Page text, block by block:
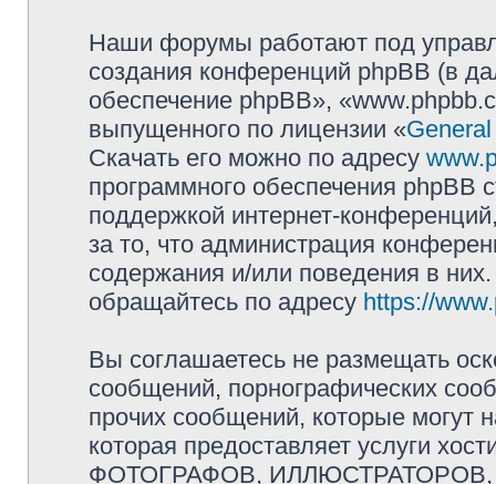
Наши форумы работают под
создания конференций phpBB (в
обеспечение phpBB»,
выпущенного по лицензии «
Скачать его можно по адресу
программного обеспечения phpBB
поддержкой интернет-
за то, что администрация
содержания и/или поведения в
обращайтесь по адресу https://
Вы соглашаетесь не размещать
сообщений, порнографических
прочих сообщений, которые могут
которая предоставляет услуги
ФОТОГРАФОВ,